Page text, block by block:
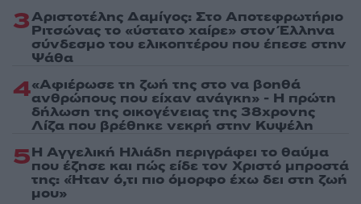
3Αριστοτέλης Δαμίγος: Στο Αποτεφρωτήριο
Ριτσώνας το «ύστατο χαίρε» στον Έλληνα
σύνδεσμο του ελικοπτέρου που έπεσε στην
Ψάθα
4«Αφιέρωσε τη ζωή της στο να βοηθά
ανθρώπους που είχαν ανάγκη» - Η πρώτη
δήλωση της οικογένειας της 38χρονης
Λίζα που βρέθηκε νεκρή στην Κυψέλη
5Η Αγγελική Ηλιάδη περιγράφει το θαύμα
που έζησε και πώς είδε τον Χριστό μπροστά
της: «Ήταν ό,τι πιο όμορφο έχω δει στη ζωή
μου»